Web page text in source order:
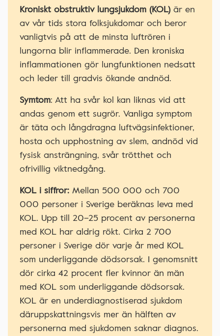
Kroniskt obstruktiv lungsjukdom (KOL) är en
av vår tids stora folksjukdomar och beror
vanligtvis på att de minsta luftrören i
lungorna blir inflammerade. Den kroniska
inflammationen gör lungfunktionen nedsatt
och leder till gradvis ökande andnöd.
Symtom: Att ha svår kol kan liknas vid att
andas genom ett sugrör. Vanliga symptom
är täta och långdragna luftvägsinfektioner,
hosta och upphostning av slem, andnöd vid
fysisk ansträngning, svår trötthet och
ofrivillig viktnedgång.
KOL i siffror: Mellan 500 000 och 700
000 personer i Sverige beräknas leva med
KOL. Upp till 20–25 procent av personerna
med KOL har aldrig rökt. Cirka 2 700
personer i Sverige dör varje år med KOL
som underliggande dödsorsak. I genomsnitt
dör cirka 42 procent fler kvinnor än män
med KOL som underliggande dödsorsak.
KOL är en underdiagnostiserad sjukdom
däruppskattningsvis mer än hälften av
personerna med sjukdomen saknar diagnos.